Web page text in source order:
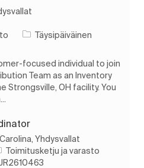
Työn tyyppi
Täysipäiväinen
focused individual to join
Team as an Inventory
Strongsville, OH facility. You
Yhdysvallat
Toimitusketju ja varasto
tunnus